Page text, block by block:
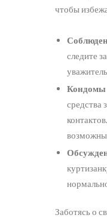
чтобы
следите
Кондомы
средства
Заботясь о